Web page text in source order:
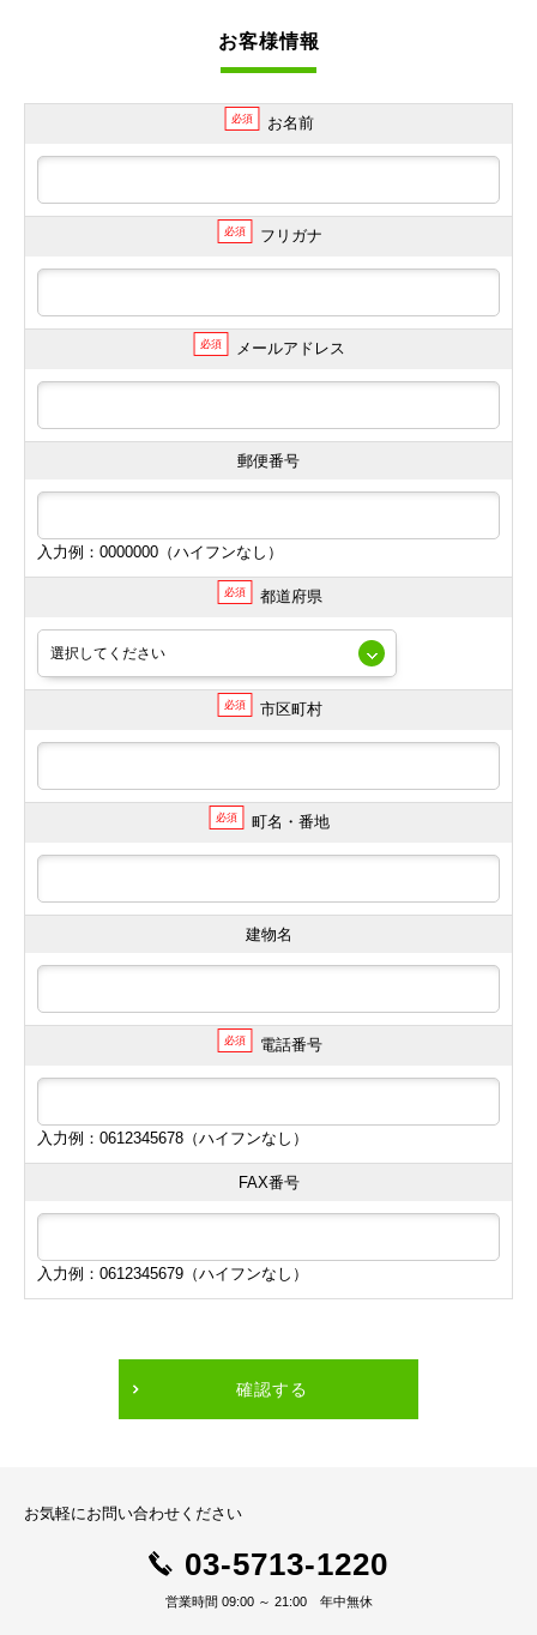
お客様情報
必須 お名前
必須 フリガナ
必須 メールアドレス
郵便番号
入力例：0000000（ハイフンなし）
必須 都道府県
必須 市区町村
必須 町名・番地
建物名
必須 電話番号
入力例：0612345678（ハイフンなし）
FAX番号
入力例：0612345679（ハイフンなし）
確認する
お気軽にお問い合わせください
03-5713-1220
営業時間 09:00 ～ 21:00 年中無休